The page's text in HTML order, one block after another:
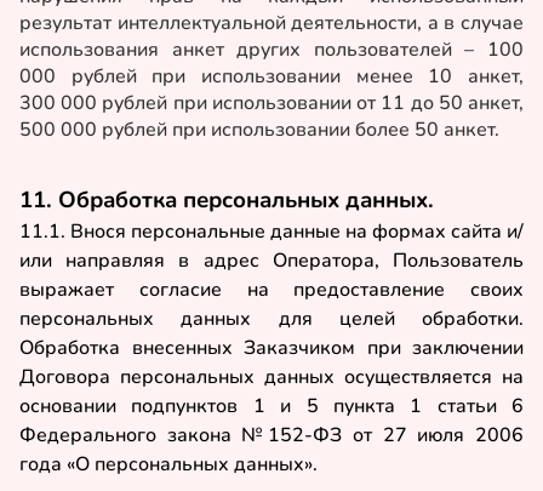
результат интеллектуальной деятельности, а в случае
использования анкет других пользователей – 100
000 рублей при использовании менее 10 анкет,
300 000 рублей при использовании от 11 до 50 анкет,
500 000 рублей при использовании более 50 анкет.
11. Обработка персональных данных.
11.1. Внося персональные данные на формах сайта и/
или направляя в адрес Оператора, Пользователь
выражает согласие на предоставление своих
персональных данных для целей обработки.
Обработка внесенных Заказчиком при заключении
Договора персональных данных осуществляется на
основании подпунктов 1 и 5 пункта 1 статьи 6
Федерального закона №152-ФЗ от 27 июля 2006
года «О персональных данных».